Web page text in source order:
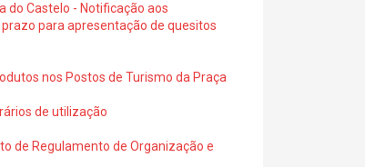
do Castelo - Notificação aos
para apresentação de quesitos
nos Postos de Turismo da Praça
de utilização
de Regulamento de Organização e